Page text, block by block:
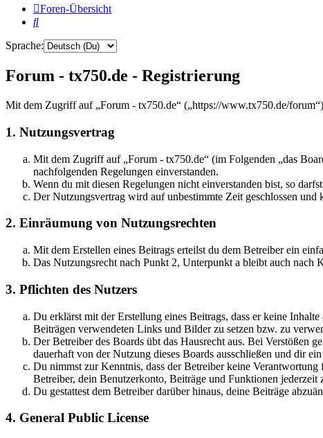
Foren-Übersicht
Suche
Sprache:
Forum - tx750.de - Registrierung
Mit dem Zugriff auf „Forum - tx750.de“ („https://www.tx750.de/
1. Nutzungsvertrag
Mit dem Zugriff auf „Forum - tx750.de“ (im Folgenden „das
nachfolgenden Regelungen einverstanden.
Wenn du mit diesen Regelungen nicht einverstanden bist, so
Der Nutzungsvertrag wird auf unbestimmte Zeit geschlossen
2. Einräumung von Nutzungsrechten
Mit dem Erstellen eines Beitrags erteilst du dem Betreiber ein
Das Nutzungsrecht nach Punkt 2, Unterpunkt a bleibt auch nach
3. Pflichten des Nutzers
Du erklärst mit der Erstellung eines Beitrags, dass er keine
Beiträgen verwendeten Links und Bilder zu setzen bzw. zu
Der Betreiber des Boards übt das Hausrecht aus. Bei Verstößen
dauerhaft von der Nutzung dieses Boards ausschließen und dir
Du nimmst zur Kenntnis, dass der Betreiber keine
Betreiber, dein Benutzerkonto, Beiträge und Funktionen jederzeit
Du gestattest dem Betreiber darüber hinaus, deine Beiträge
4. General Public License